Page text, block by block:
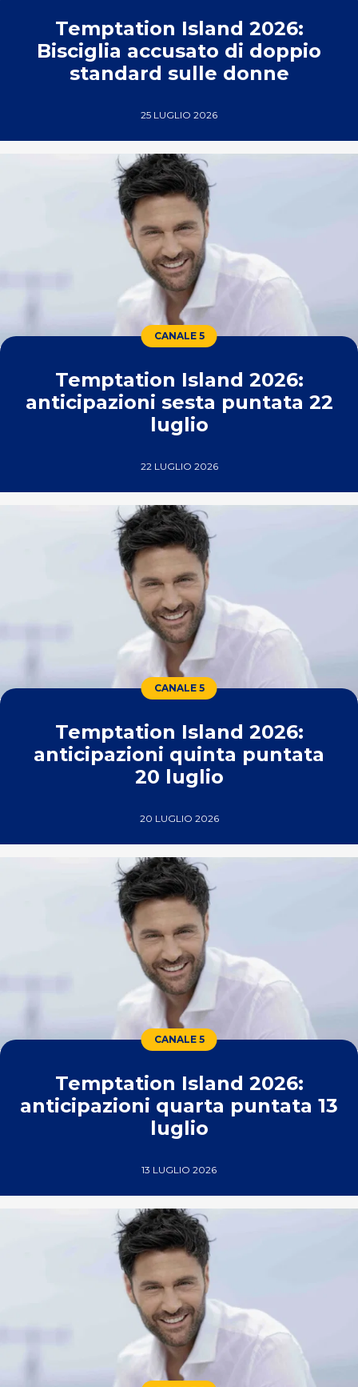
Temptation Island 2026:
Bisciglia accusato di doppio
standard sulle donne
25 LUGLIO 2026
CANALE 5
Temptation Island 2026:
anticipazioni sesta puntata 22
luglio
22 LUGLIO 2026
CANALE 5
Temptation Island 2026:
anticipazioni quinta puntata
20 luglio
20 LUGLIO 2026
CANALE 5
Temptation Island 2026:
anticipazioni quarta puntata 13
luglio
13 LUGLIO 2026